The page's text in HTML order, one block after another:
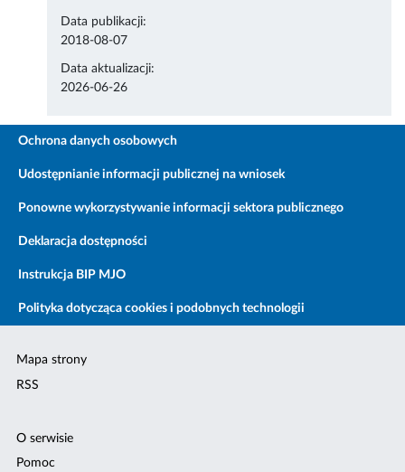
Data publikacji:
2018-08-07
Data aktualizacji:
2026-06-26
Ochrona danych osobowych
Udostępnianie informacji publicznej na wniosek
Ponowne wykorzystywanie informacji sektora publicznego
Deklaracja dostępności
Instrukcja BIP MJO
Polityka dotycząca cookies i podobnych technologii
Mapa strony
RSS
O serwisie
Pomoc